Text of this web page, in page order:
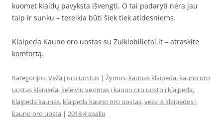
kuomet klaidų pavyksta išvengti. O tai padaryti nėra jau
taip ir sunku – tereikia būti šiek tiek atidesniems.
Klaipeda Kauno oro uostas su Zuikiobilietai.lt – atraskite
komfortą.
Kategorijos:Veža į oro uostus | Žymos: kaunas klaipeda, kauno oro
uostas klaipeda, keleiviu vezimas i kauno oro uosto i klaipeda,
klaipeda kaunas, klaipeda kauno oro uostas,veza is klaipedos i
kauno oro uosta | 2018 4 spalio